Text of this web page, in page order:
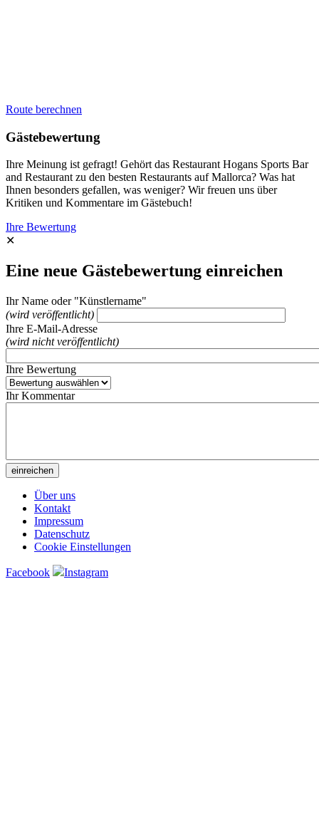
Route berechnen
Gästebewertung
Ihre Meinung ist gefragt! Gehört das Restaurant Hogans Sports Bar
and Restaurant zu den besten Restaurants auf Mallorca? Was hat
Ihnen besonders gefallen, was weniger? Wir freuen uns über
Kritiken und Kommentare im Gästebuch!
Ihre Bewertung
✕
Eine neue Gästebewertung einreichen
Ihr Name oder "Künstlername"
(wird veröffentlicht)
Ihre E-Mail-Adresse
(wird nicht veröffentlicht)
Ihre Bewertung
Ihr Kommentar
Über uns
Kontakt
Impressum
Datenschutz
Cookie Einstellungen
Facebook Instagram